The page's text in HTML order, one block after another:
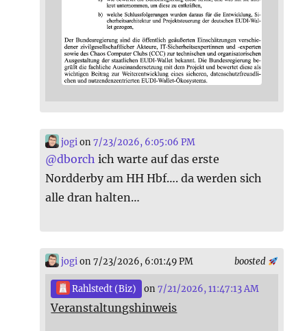
jogi on7/23/2026, 6:05:06 PM
@dborch ich warte auf das erste
Nordderby am HH Hbf…. da werden sich
alle dran halten…
boosted
jogi on 7/23/2026, 6:01:49 PM
Rahlstedt (Biz) on7/21/2026, 11:47:13 AM
Veranstaltungshinweis